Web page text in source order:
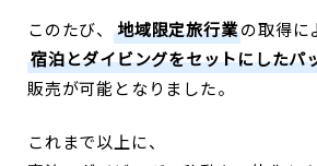
このたび、 地域限定旅行業 の取得に
宿泊とダイビングをセットにしたパ
販売が可能となりました。
これまで以上に、